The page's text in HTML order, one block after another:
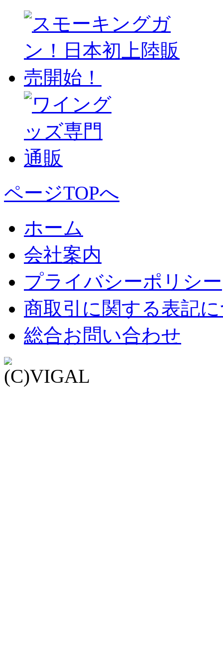
ページTOPへ
ホーム
会社案内
プライバシーポリシー
商取引に関する表記
総合お問い合わせ